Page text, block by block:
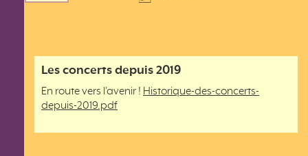
Les concerts depuis 2019
En route vers l'avenir ! Historique-des-concerts-
depuis-2019.pdf